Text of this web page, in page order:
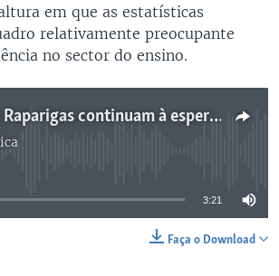
em que as estatísticas
relativamente preocupante
no sector do ensino.
Guiné-Bissau: Raparigas continuam à espera de igualdade na educação
source currently available
3:21
Faça o Download